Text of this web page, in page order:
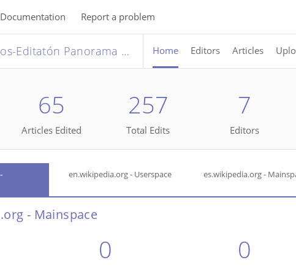
Documentation Report a problem
Día de los Museos-Editatón Panorama Fassbinder Home Editors Articles
65
Articles Edited
257
Total Edits
7
Editors
en.wikipedia.org - Userspace es.wikipedia.org -
- Mainspace
0 0